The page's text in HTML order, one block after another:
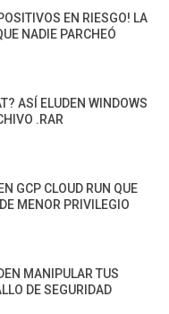
EN RIESGO! LA
NADIE PARCHEÓ
ASÍ ELUDEN WINDOWS
.RAR
GCP CLOUD RUN QUE
MENOR PRIVILEGIO
MANIPULAR TUS
DE SEGURIDAD